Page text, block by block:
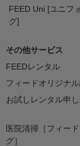
FEED Uni [ユニフ
グ]
その他サービス
FEEDレンタル
フィードオリジナ
お試しレンタル申
医院清掃［フィー
グ］